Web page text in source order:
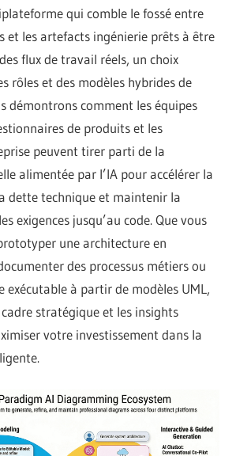
qui comble le fossé entre
et les artefacts ingénierie prêts à être
flux de travail réels, un choix
rôles et des modèles hybrides de
démontrons comment les équipes
de produits et les
peuvent tirer parti de la
alimentée par l’IA pour accélérer la
dette technique et maintenir la
exigences jusqu’au code. Que vous
une architecture en
des processus métiers ou
exécutable à partir de modèles UML,
stratégique et les insights
votre investissement dans la